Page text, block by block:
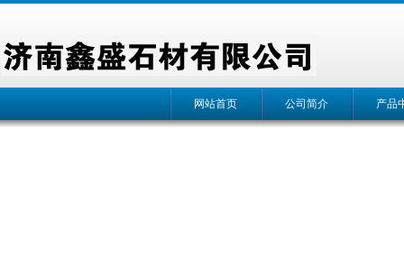
网站首页 公司简介 产品